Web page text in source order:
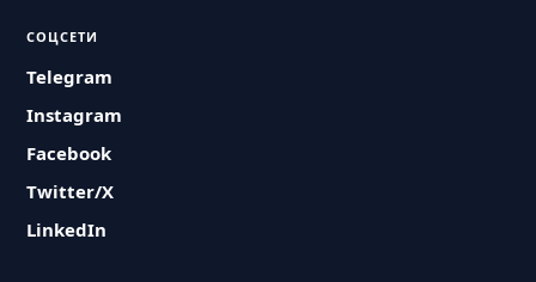
СОЦСЕТИ
Telegram
Instagram
Facebook
Twitter/X
LinkedIn